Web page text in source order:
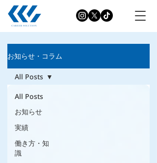
お知らせ・コラム
All Posts
お知らせ
実績
働き方・知
識
All Posts